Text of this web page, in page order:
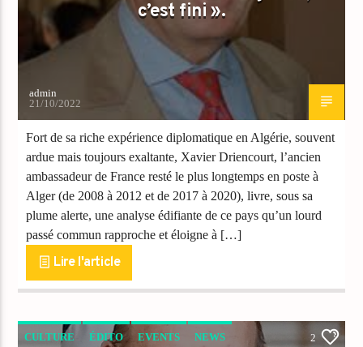
c’est fini ».
admin
21/10/2022
Fort de sa riche expérience diplomatique en Algérie, souvent
ardue mais toujours exaltante, Xavier Driencourt, l’ancien
ambassadeur de France resté le plus longtemps en poste à
Alger (de 2008 à 2012 et de 2017 à 2020), livre, sous sa
plume alerte, une analyse édifiante de ce pays qu’un lourd
passé commun rapproche et éloigne à […]
Lire l'article
CULTURE ÉDITO EVENTS NEWS 2